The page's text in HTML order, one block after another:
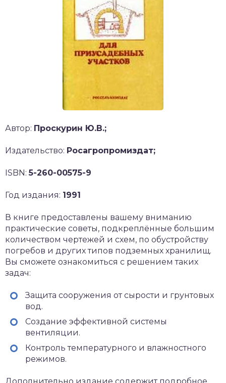
Автор: Проскурин Ю.В.;
Издательство: Росагропромиздат;
ISBN:5-260-00575-9
Год издания: 1991
В книге предоставлены вашему вниманию
практические советы, подкреплённые большим
количеством чертежей и схем, по обустройству
погребов и других типов подземных хранилищ.
Вы сможете ознакомиться с решением таких
задач:
Защита сооружения от сырости и грунтовых
вод.
Создание эффективной системы
вентиляции.
Контроль температурного и влажностного
режимов.